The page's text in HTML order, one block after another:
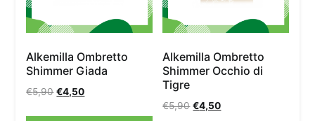
Alkemilla Ombretto
Shimmer Giada
€5,90 €4,50
Alkemilla Ombretto
Shimmer Occhio di
Tigre
€5,90 €4,50